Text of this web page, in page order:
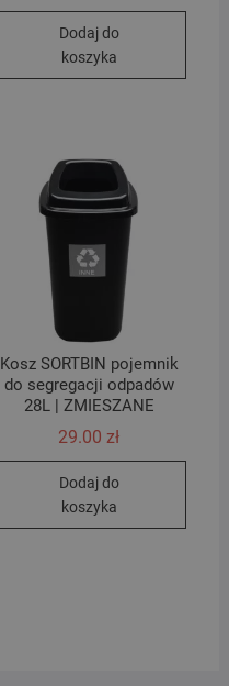
Dodaj do
koszyka
Kosz SORTBIN pojemnik
do segregacji odpadów
28L | ZMIESZANE
29.00zł
Dodaj do
koszyka